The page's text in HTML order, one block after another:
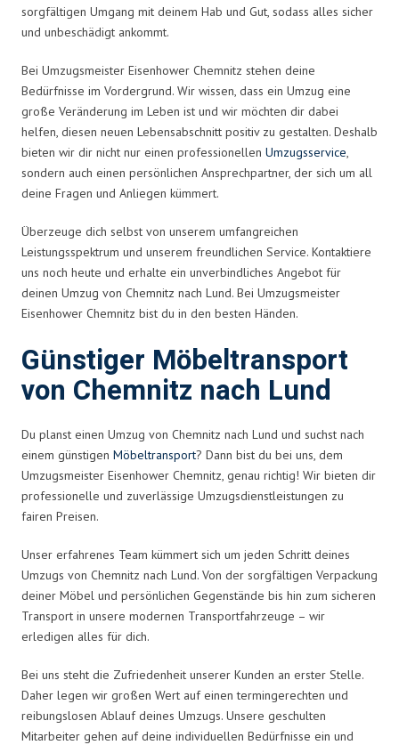
sorgfältigen Umgang mit deinem Hab und Gut, sodass alles sicher
und unbeschädigt ankommt.
Bei Umzugsmeister Eisenhower Chemnitz stehen deine
Bedürfnisse im Vordergrund. Wir wissen, dass ein Umzug eine
große Veränderung im Leben ist und wir möchten dir dabei
helfen, diesen neuen Lebensabschnitt positiv zu gestalten. Deshalb
bieten wir dir nicht nur einen professionellen Umzugsservice,
sondern auch einen persönlichen Ansprechpartner, der sich um all
deine Fragen und Anliegen kümmert.
Überzeuge dich selbst von unserem umfangreichen
Leistungsspektrum und unserem freundlichen Service. Kontaktiere
uns noch heute und erhalte ein unverbindliches Angebot für
deinen Umzug von Chemnitz nach Lund. Bei Umzugsmeister
Eisenhower Chemnitz bist du in den besten Händen.
Günstiger Möbeltransport
von Chemnitz nach Lund
Du planst einen Umzug von Chemnitz nach Lund und suchst nach
einem günstigen Möbeltransport? Dann bist du bei uns, dem
Umzugsmeister Eisenhower Chemnitz, genau richtig! Wir bieten dir
professionelle und zuverlässige Umzugsdienstleistungen zu
fairen Preisen.
Unser erfahrenes Team kümmert sich um jeden Schritt deines
Umzugs von Chemnitz nach Lund. Von der sorgfältigen Verpackung
deiner Möbel und persönlichen Gegenstände bis hin zum sicheren
Transport in unsere modernen Transportfahrzeuge – wir
erledigen alles für dich.
Bei uns steht die Zufriedenheit unserer Kunden an erster Stelle.
Daher legen wir großen Wert auf einen termingerechten und
reibungslosen Ablauf deines Umzugs. Unsere geschulten
Mitarbeiter gehen auf deine individuellen Bedürfnisse ein und